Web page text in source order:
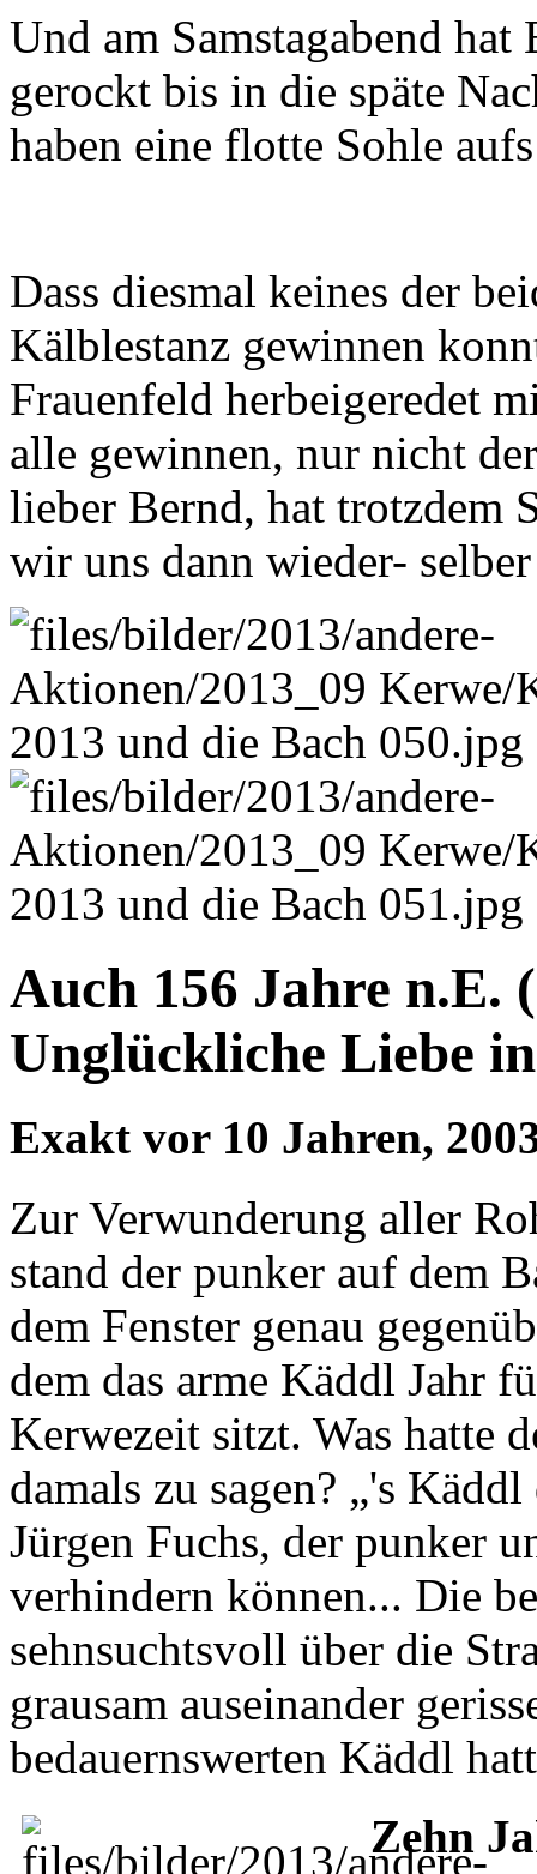
Und am Samstagabend
gerockt bis in die späte
haben eine flotte Sohle
Dass diesmal keines der
Kälblestanz gewinnen
Frauenfeld herbeigeredet
alle gewinnen, nur nicht
lieber Bernd, hat trotzdem
wir uns dann wieder-
Auch 156 Jahre n.E.
Unglückliche Liebe
Exakt vor 10 Jahren,
Zur Verwunderung aller
stand der punker auf dem
dem Fenster genau
dem das arme Käddl Jahr
Kerwezeit sitzt. Was hatte
damals zu sagen? „'s
Jürgen Fuchs, der punker
verhindern können... Die
sehnsuchtsvoll über die
grausam auseinander
bedauernswerten Käddl
Zehn